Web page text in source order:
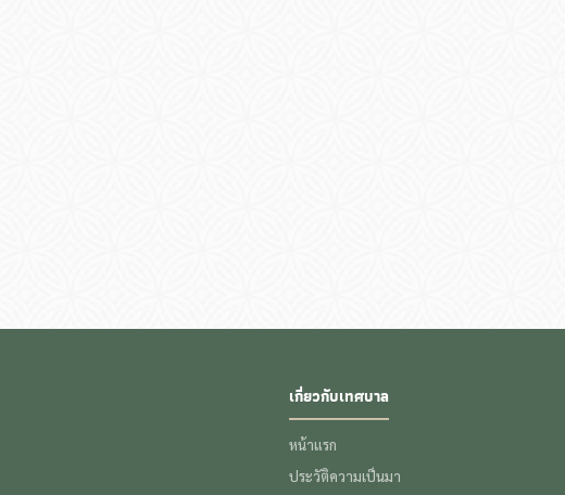
เกี่ยวกับเทศบาล
หน้าแรก
ประวัติความเป็นมา